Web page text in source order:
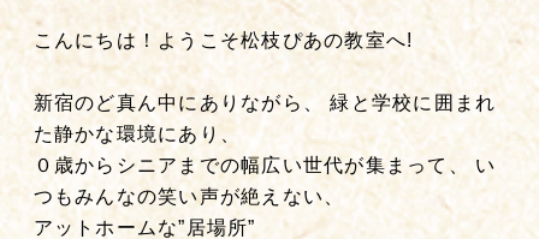
こんにちは！ようこそ松枝ぴあの教室へ!
新宿のど真ん中にありながら、 緑と学校に囲まれ
た静かな環境にあり、
０歳からシニアまでの幅広い世代が集まって、 い
つもみんなの笑い声が絶えない、
アットホームな”居場所”